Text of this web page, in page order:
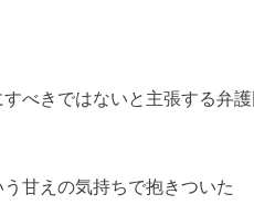
べきではないと主張する弁
甘えの気持ちで抱きついた